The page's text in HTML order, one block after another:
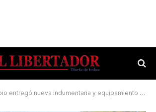
nueva indumentaria y equipamiento al personal de Tránsito